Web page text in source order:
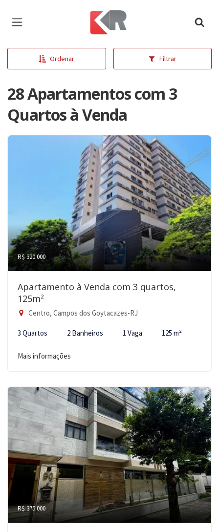
Página inicial
Ordenar Filtrar
28 Apartamentos com 3
Quartos à Venda
R$ 320.000
Apartamento à Venda com 3 quartos,
125m²
Centro, Campos dos Goytacazes-RJ
3 Quartos 2 Banheiros 1 Vaga 125 m²
Mais informações
R$ 375.000